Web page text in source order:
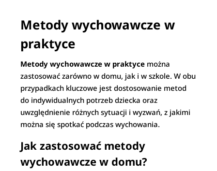
Metody wychowawcze w
praktyce
Metody wychowawcze w praktyce można
zastosować zarówno w domu, jak i w szkole. W obu
przypadkach kluczowe jest dostosowanie metod
do indywidualnych potrzeb dziecka oraz
uwzględnienie różnych sytuacji i wyzwań, z jakimi
można się spotkać podczas wychowania.
Jak zastosować metody
wychowawcze w domu?